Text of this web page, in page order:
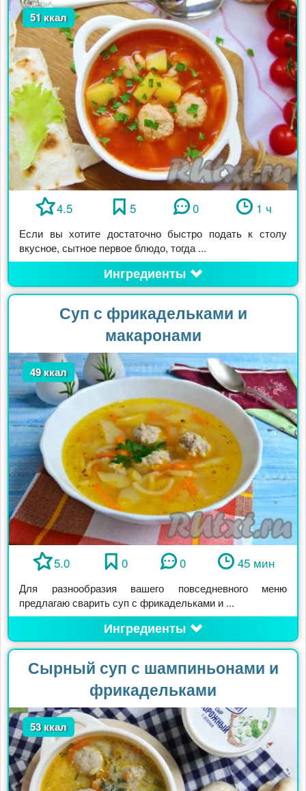
51 ккал
4.5 5 0 1 ч
Если вы хотите достаточно быстро подать к столу
вкусное, сытное первое блюдо, тогда ...
Ингредиенты
Суп с фрикадельками и
макаронами
49 ккал
5.0 0 0 45 мин
Для разнообразия вашего повседневного меню
предлагаю сварить суп с фрикадельками и ...
Ингредиенты
Сырный суп с шампиньонами и
фрикадельками
53 ккал